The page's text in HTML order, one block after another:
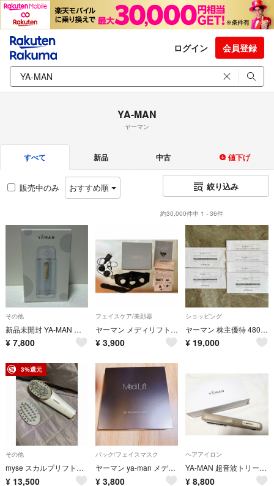
ログイン 会員登録
YA-MAN
ヤーマン
すべて 新品 中古 値下げ
販売中のみ おすすめ順 絞り込み
約30,000件中 1 - 36件
その他
新品未開封 YA-MAN ジェットフロス コンパクト YOI-100W ホワイト 株主優待
¥ 7,800
フェイスケア/美顔器
ヤーマン メディリフト YA-MAN EP-14BB
¥ 3,900
ショッピング
ヤーマン 株主優待 48000円分
¥ 19,000
3%還元
その他
myse スカルプリフトプラス MS-82W-1
¥ 13,500
パック/フェイスマスク
ヤーマン ya-man メディリフト 3Dマイクロフィラー
¥ 3,800
ヘアアイロン
YA-MAN 超音波トリートメント グレージュ HC-21G
¥ 8,800